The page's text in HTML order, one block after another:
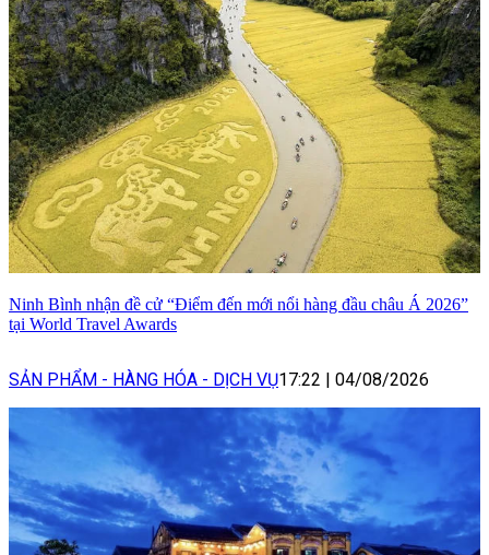
Ninh Bình nhận đề cử “Điểm đến mới nổi hàng đầu châu Á 2026”
tại World Travel Awards
SẢN PHẨM - HÀNG HÓA - DỊCH VỤ17:22 | 04/08/2026